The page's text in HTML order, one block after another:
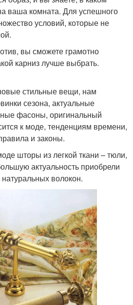
ваша комната. Для успешного
условий, которые не
вы сможете грамотно
карниз лучше выбрать.
стильные вещи, нам
сезона, актуальные
фасоны, оригинальный
к моде, тенденциям времени,
и законы.
шторы из легкой ткани – тюли,
актуальность приобрели
волокон.